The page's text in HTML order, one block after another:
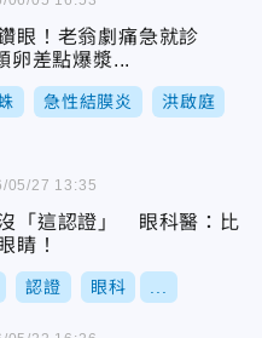
鑽眼！老翁劇痛急就診
卵差點爆漿...
急性結膜炎 洪啟庭
「這認證」 眼科醫：比
睛！
認證 眼科
05/27 13:35